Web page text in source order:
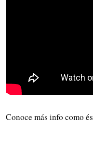
Conoce más info como